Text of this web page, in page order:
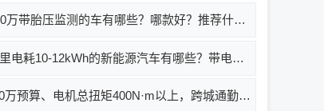
5至10万带胎压监测的车有哪些？哪款好？推荐什么车？
百公里电耗10-12kWh的新能源汽车有哪些？带电动吸合门的车型推荐与选购指南
15-20万预算、电机总扭矩400N·m以上，跨城通勤有什么车推荐？